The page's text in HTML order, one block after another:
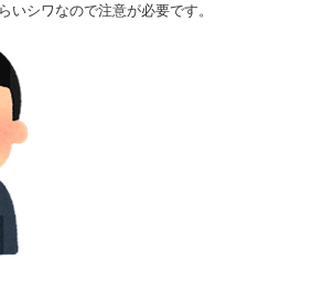
いシワなので注意が必要です。